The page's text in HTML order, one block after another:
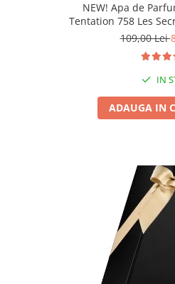
NEW! Apa de
Tentation 758 Les
109,00 Lei
IN
ADAUGA IN